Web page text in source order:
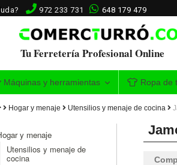
972 233 731 648 179 479
Tu Ferretería Profesional Online
Máquinas y herramientas Ropa de
Hogar y menaje Utensilios y menaje de cocina
y menaje
Utensilios y menaje de
cocina